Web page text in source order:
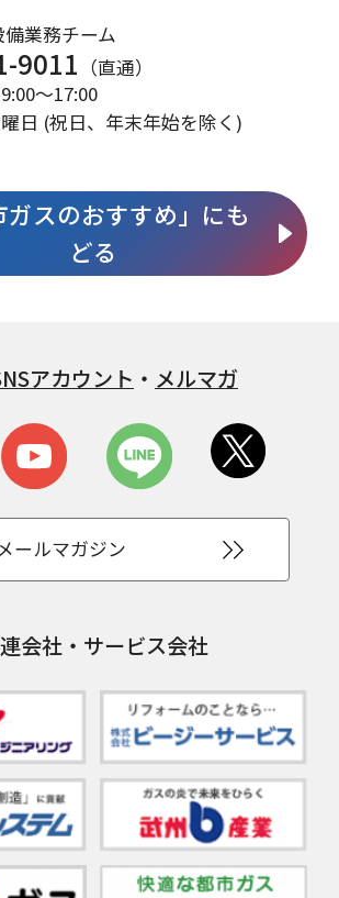
業務チーム
9011 （直通）
～17:00
日 (祝日、年末年始を除く)
ガスのおすすめ」にも
どる
アカウント ・ メルマガ
ールマガジン
会社・サービス会社